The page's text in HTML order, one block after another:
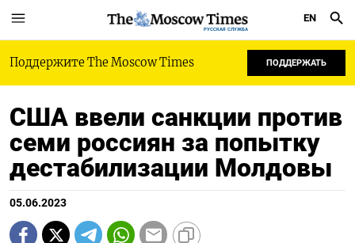
РУССКАЯ СЛУЖБА
EN
Поддержите The Moscow Times ПОДДЕРЖАТЬ
США ввели санкции против
семи россиян за попытку
дестабилизации Молдовы
05.06.2023